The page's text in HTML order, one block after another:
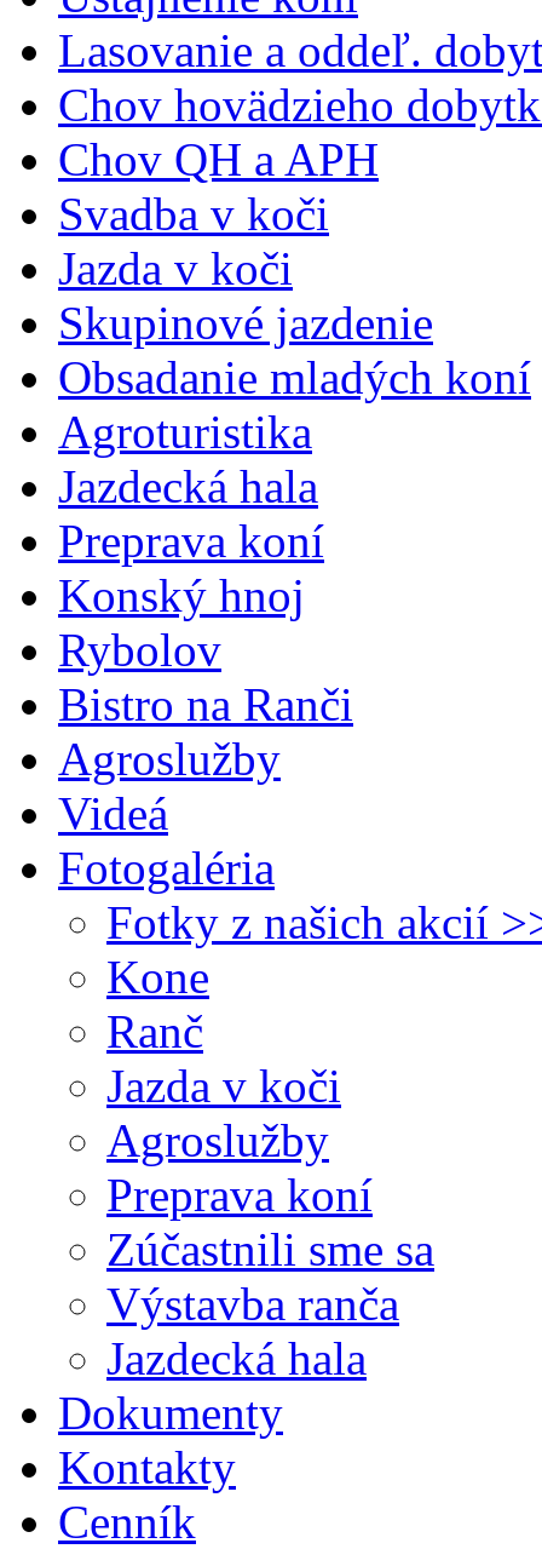
Lasovanie a oddeľ.
Chov hovädzieho
Chov QH a APH
Svadba v koči
Jazda v koči
Skupinové jazdenie
Obsadanie mladých koní
Agroturistika
Jazdecká hala
Preprava koní
Konský hnoj
Rybolov
Bistro na Ranči
Agroslužby
Videá
Fotogaléria
Fotky z našich akcií
Kone
Ranč
Jazda v koči
Agroslužby
Preprava koní
Zúčastnili sme sa
Výstavba ranča
Jazdecká hala
Dokumenty
Kontakty
Cenník